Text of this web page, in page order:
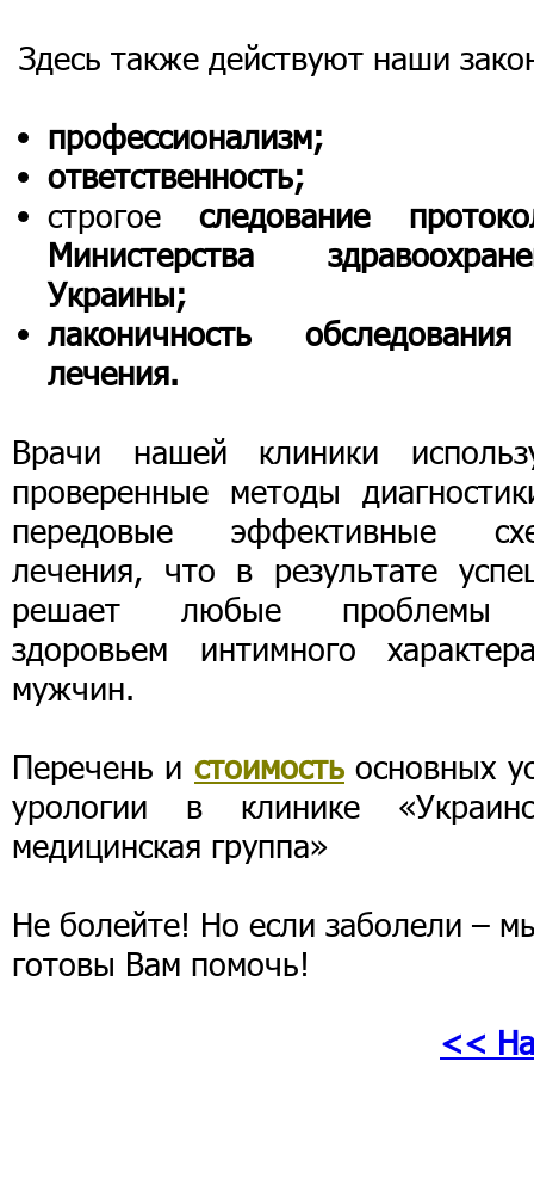
Здесь также действуют наши
профессионализм;
ответственность;
строгоеследование
Министерства
Украины;
лаконичность
лечения.
Врачи нашей клиники
проверенные методы
передовые эффективные
лечения, что в результате
решает любые проблемы
здоровьем интимного
мужчин.
Перечень и стоимость основных
урологии в клинике
медицинская группа»
Не болейте! Но если заболели –
готовы Вам помочь!
<<